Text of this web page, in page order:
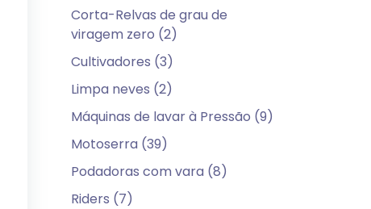
Corta-Relvas de grau de
viragem zero (2)
Cultivadores (3)
Limpa neves (2)
Máquinas de lavar à Pressão (9)
Motoserra (39)
Podadoras com vara (8)
Riders (7)